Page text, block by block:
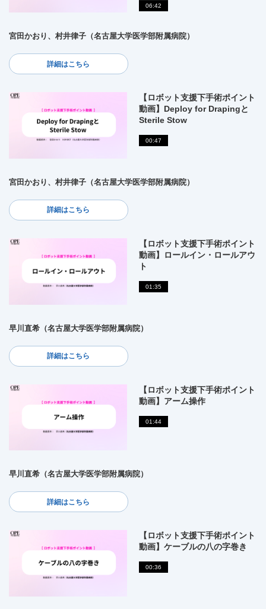
06:42
宮田かおり、村井律子（名古屋大学医学部附属病院）
詳細はこちら
【ロボット支援下手術ポイント
動画】Deploy for Drapingと
Sterile Stow
00:47
宮田かおり、村井律子（名古屋大学医学部附属病院）
詳細はこちら
【ロボット支援下手術ポイント
動画】ロールイン・ロールアウ
ト
01:35
早川直希（名古屋大学医学部附属病院）
詳細はこちら
【ロボット支援下手術ポイント
動画】アーム操作
01:44
早川直希（名古屋大学医学部附属病院）
詳細はこちら
【ロボット支援下手術ポイント
動画】ケーブルの八の字巻き
00:36